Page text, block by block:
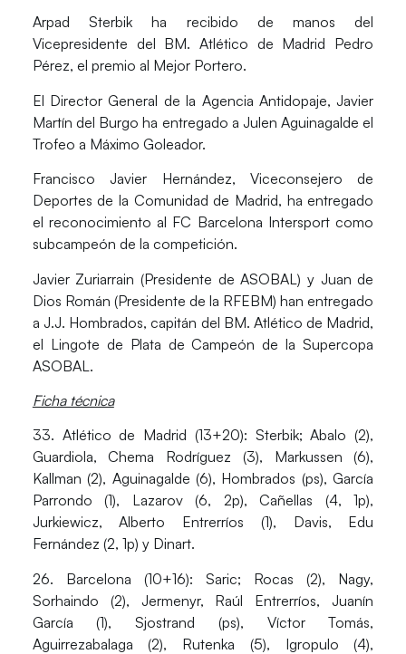
Arpad Sterbik ha recibido de manos del
Vicepresidente del BM. Atlético de Madrid Pedro
Pérez, el premio al Mejor Portero.
El Director General de la Agencia Antidopaje, Javier
Martín del Burgo ha entregado a Julen Aguinagalde el
Trofeo a Máximo Goleador.
Francisco Javier Hernández, Viceconsejero de
Deportes de la Comunidad de Madrid, ha entregado
el reconocimiento al FC Barcelona Intersport como
subcampeón de la competición.
Javier Zuriarrain (Presidente de ASOBAL) y Juan de
Dios Román (Presidente de la RFEBM) han entregado
a J.J. Hombrados, capitán del BM. Atlético de Madrid,
el Lingote de Plata de Campeón de la Supercopa
ASOBAL.
Ficha técnica
33. Atlético de Madrid (13+20): Sterbik; Abalo (2),
Guardiola, Chema Rodríguez (3), Markussen (6),
Kallman (2), Aguinagalde (6), Hombrados (ps), García
Parrondo (1), Lazarov (6, 2p), Cañellas (4, 1p),
Jurkiewicz, Alberto Entrerríos (1), Davis, Edu
Fernández (2, 1p) y Dinart.
26. Barcelona (10+16): Saric; Rocas (2), Nagy,
Sorhaindo (2), Jermenyr, Raúl Entrerríos, Juanín
García (1), Sjostrand (ps), Víctor Tomás,
Aguirrezabalaga (2), Rutenka (5), Igropulo (4),